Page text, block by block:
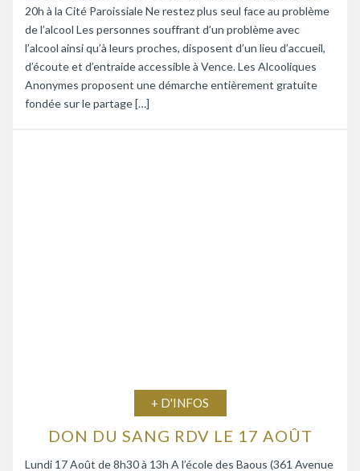
20h à la Cité Paroissiale Ne restez plus seul face au problème
de l’alcool Les personnes souffrant d’un problème avec
l’alcool ainsi qu’à leurs proches, disposent d’un lieu d’accueil,
d’écoute et d’entraide accessible à Vence. Les Alcooliques
Anonymes proposent une démarche entièrement gratuite
fondée sur le partage […]
+ D'INFOS
DON DU SANG RDV LE 17 AOÛT
Lundi 17 Août de 8h30 à 13h A l’école des Baous (361 Avenue